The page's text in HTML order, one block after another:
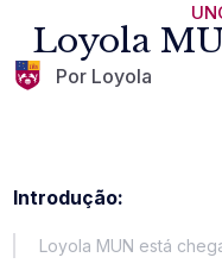
Loyola
Por Loyola
Introdução:
Loyola MUN está